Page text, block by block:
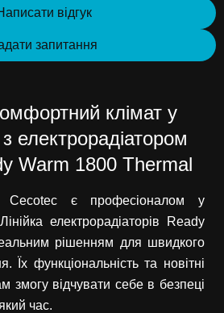
відгук
запитання
клімат у
електрорадіатором
Warm 1800 Thermal
Cecotec є професіоналом у
електрорадіаторів Ready
рішенням для швидкого
Їх функціональність та новітні
змогу відчувати себе в безпеці
час.